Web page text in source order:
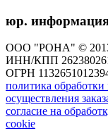
юр.
ООО "РОНА" ©
ИНН/КПП
ОГРН
политика
осуществления
согласие на
cookie